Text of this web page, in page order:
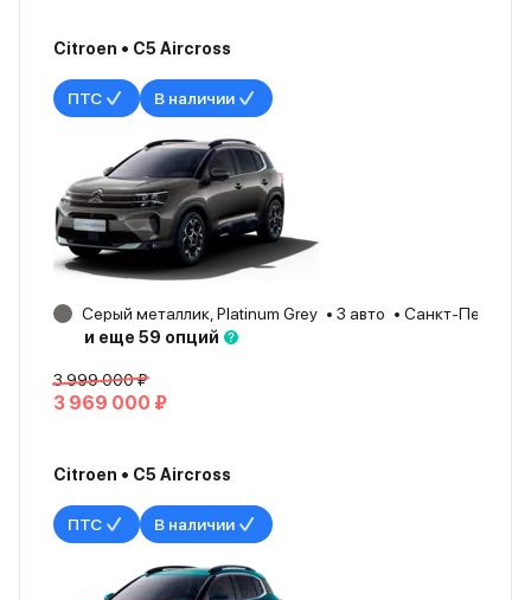
Citroen • C5 Aircross
ПТС В наличии
Серый металлик, Platinum Grey 3 авто
Санкт-
и еще 59 опций
3 999 000 ₽
3 969 000 ₽
Citroen • C5 Aircross
ПТС В наличии